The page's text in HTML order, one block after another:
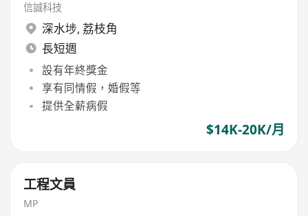
信誠科技
深水埗, 荔枝角
長短週
設有年終獎金
享有同情假，婚假等
提供全薪病假
$14K-20K/月
工程文員
MP